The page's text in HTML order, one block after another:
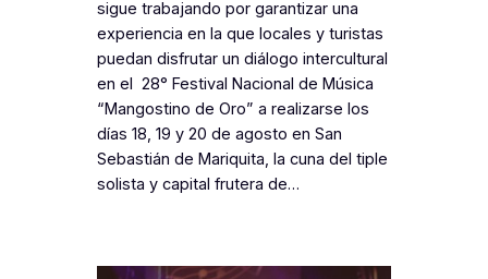
sigue trabajando por garantizar una
experiencia en la que locales y turistas
puedan disfrutar un diálogo intercultural
en el 28° Festival Nacional de Música
“Mangostino de Oro” a realizarse los
días 18, 19 y 20 de agosto en San
Sebastián de Mariquita, la cuna del tiple
solista y capital frutera de…